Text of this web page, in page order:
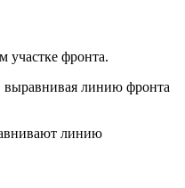
участке фронта.
выравнивая линию фронта
линию